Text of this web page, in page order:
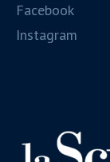
Facebook
Instagram